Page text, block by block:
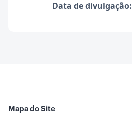
Data de divulgação:
Mapa do Site